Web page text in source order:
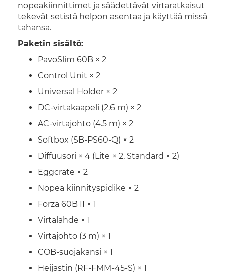
nopeakiinnittimet ja säädettävät virtaratkaisut
tekevät setistä helpon asentaa ja käyttää missä
tahansa.
Paketin sisältö:
PavoSlim 60B × 2
Control Unit × 2
Universal Holder × 2
DC-virtakaapeli (2.6 m) × 2
AC-virtajohto (4.5 m) × 2
Softbox (SB-PS60-Q) × 2
Diffuusori × 4 (Lite × 2, Standard × 2)
Eggcrate × 2
Nopea kiinnityspidike × 2
Forza 60B II × 1
Virtalähde × 1
Virtajohto (3 m) × 1
COB-suojakansi × 1
Heijastin (RF-FMM-45-S) × 1